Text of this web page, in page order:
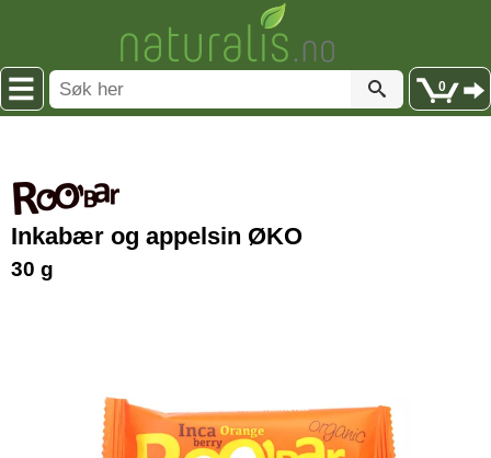
0
Inkabær og appelsin ØKO
30 g